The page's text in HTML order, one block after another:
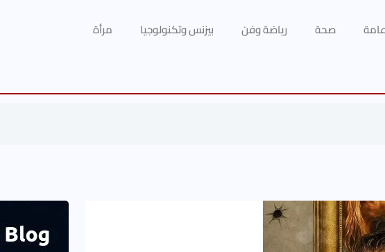
صحة رياضة وفن بيزنس وتكنولوجيا مرأة